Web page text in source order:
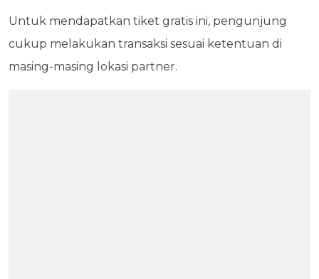
Untuk mendapatkan tiket gratis ini, pengunjung
cukup melakukan transaksi sesuai ketentuan di
masing-masing lokasi partner.